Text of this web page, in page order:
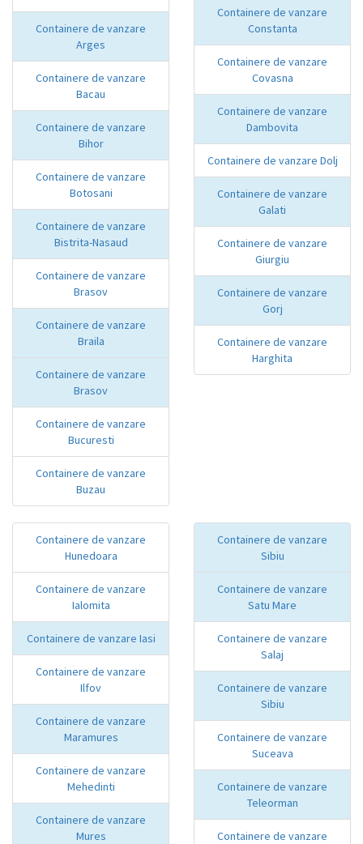
Containere de vanzare
Arges
Containere de vanzare
Bacau
Containere de vanzare
Bihor
Containere de vanzare
Botosani
Containere de vanzare
Bistrita-Nasaud
Containere de vanzare
Brasov
Containere de vanzare
Braila
Containere de vanzare
Brasov
Containere de vanzare
Bucuresti
Containere de vanzare
Buzau
Containere de vanzare
Constanta
Containere de vanzare
Covasna
Containere de vanzare
Dambovita
Containere de vanzare Dolj
Containere de vanzare
Galati
Containere de vanzare
Giurgiu
Containere de vanzare
Gorj
Containere de vanzare
Harghita
Containere de vanzare
Hunedoara
Containere de vanzare
Ialomita
Containere de vanzare Iasi
Containere de vanzare
Ilfov
Containere de vanzare
Maramures
Containere de vanzare
Mehedinti
Containere de vanzare
Mures
Containere de vanzare
Sibiu
Containere de vanzare
Satu Mare
Containere de vanzare
Salaj
Containere de vanzare
Sibiu
Containere de vanzare
Suceava
Containere de vanzare
Teleorman
Containere de vanzare